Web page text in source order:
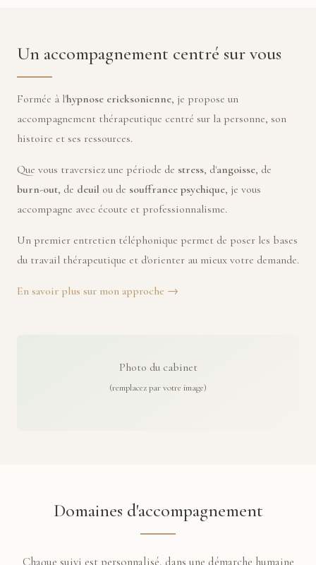
Un accompagnement centré sur vous
Formée à l'hypnose ericksonienne, je propose un
accompagnement thérapeutique centré sur la personne, son
histoire et ses ressources.
Que vous traversiez une période de stress, d'angoisse, de
burn-out, de deuil ou de souffrance psychique, je vous
accompagne avec écoute et professionnalisme.
Un premier entretien téléphonique permet de poser les bases
du travail thérapeutique et d'orienter au mieux votre demande.
En savoir plus sur mon approche →
Photo du cabinet
(remplacez par votre image)
Domaines d'accompagnement